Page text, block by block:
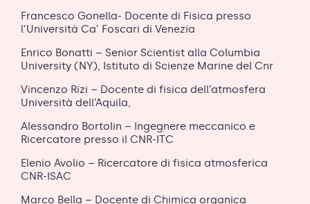
Francesco Gonella- Docente di Fisica presso
l’Università Ca’ Foscari di Venezia
Enrico Bonatti – Senior Scientist alla Columbia
University (NY), Istituto di Scienze Marine del Cnr
Vincenzo Rizi – Docente di fisica dell’atmosfera
Università dell’Aquila,
Alessandro Bortolin – Ingegnere meccanico e
Ricercatore presso il CNR-ITC
Elenio Avolio – Ricercatore di fisica atmosferica
CNR-ISAC
Marco Bella – Docente di Chimica organica